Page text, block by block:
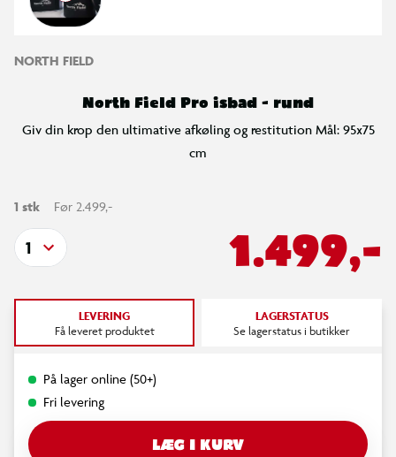
NORTH FIELD
North Field Pro isbad - rund
Giv din krop den ultimative afkøling og restitution Mål: 95x75
cm
1 stk Før 2.499,-
1.499,-
1
LEVERING
Få leveret produktet
LAGERSTATUS
Se lagerstatus i butikker
På lager online (50+)
Fri levering
LÆG I KURV